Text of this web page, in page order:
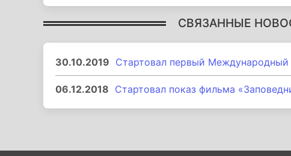
СВЯЗАННЫЕ
30.10.2019 Стартовал первый Международный
06.12.2018 Стартовал показ фильма